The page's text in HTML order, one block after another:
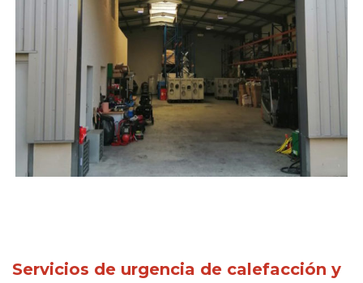
Servicios de urgencia de calefacción y